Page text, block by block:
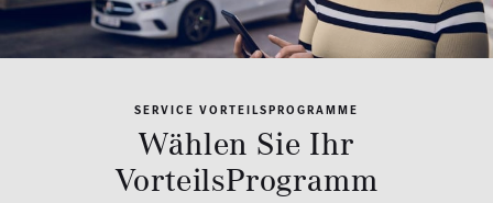
SERVICE VORTEILSPROGRAMME
Wählen Sie Ihr
VorteilsProgramm